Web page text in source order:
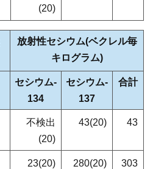
(20)
放射性セシウム(ベクレル毎
キログラム)
セシウム‐
134
セシウム‐
137
合計
不検出
(20)
43(20) 43
23(20) 280(20) 303